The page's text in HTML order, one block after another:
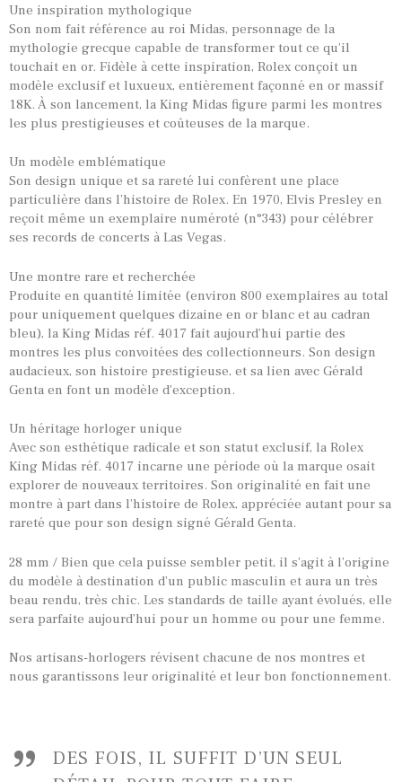
TOUTES NOS VINTAGES
MONTRES PAR HISTOIRES
CONTACTS & HISTORIQUE
Une inspiration mythologique
Son nom fait référence au roi Midas, personnage de la
mythologie grecque capable de transformer tout ce qu’il
touchait en or. Fidèle à cette inspiration, Rolex conçoit un
modèle exclusif et luxueux, entièrement façonné en or massif
18K. À son lancement, la King Midas figure parmi les montres
les plus prestigieuses et coûteuses de la marque.
Un modèle emblématique
Son design unique et sa rareté lui confèrent une place
particulière dans l’histoire de Rolex. En 1970, Elvis Presley en
reçoit même un exemplaire numéroté (n°343) pour célébrer
ses records de concerts à Las Vegas.
Une montre rare et recherchée
Produite en quantité limitée (environ 800 exemplaires au total
pour uniquement quelques dizaine en or blanc et au cadran
bleu), la King Midas réf. 4017 fait aujourd’hui partie des
montres les plus convoitées des collectionneurs. Son design
audacieux, son histoire prestigieuse, et sa lien avec Gérald
Genta en font un modèle d’exception.
Un héritage horloger unique
Avec son esthétique radicale et son statut exclusif, la Rolex
King Midas réf. 4017 incarne une période où la marque osait
explorer de nouveaux territoires. Son originalité en fait une
montre à part dans l’histoire de Rolex, appréciée autant pour sa
rareté que pour son design signé Gérald Genta.
28 mm / Bien que cela puisse sembler petit, il s’agit à l’origine
du modèle à destination d’un public masculin et aura un très
beau rendu, très chic. Les standards de taille ayant évolués, elle
sera parfaite aujourd’hui pour un homme ou pour une femme.
Nos artisans-horlogers révisent chacune de nos montres et
nous garantissons leur originalité et leur bon fonctionnement.
DES FOIS, IL SUFFIT D’UN SEUL